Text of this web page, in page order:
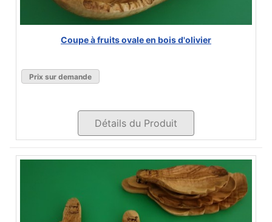
Coupe à fruits ovale en bois d'olivier
Prix sur demande
Détails du Produit